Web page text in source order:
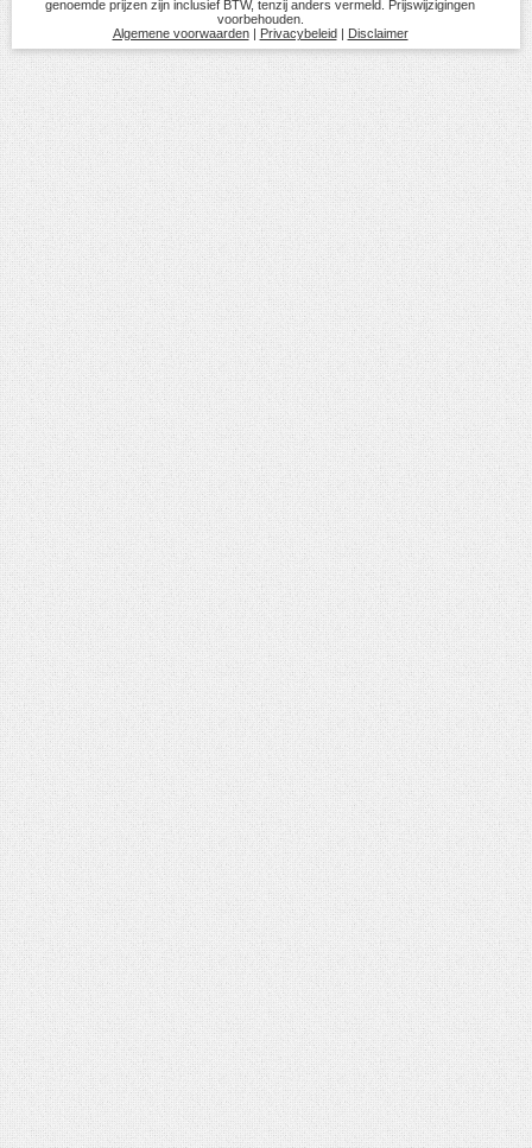
genoemde prijzen zijn inclusief BTW, tenzij anders vermeld. Prijswijzigingen
voorbehouden.
Algemene voorwaarden| Privacybeleid| Disclaimer